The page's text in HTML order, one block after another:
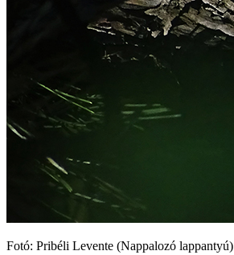
Fotó: Pribéli Levente (Nappalozó lappantyú)